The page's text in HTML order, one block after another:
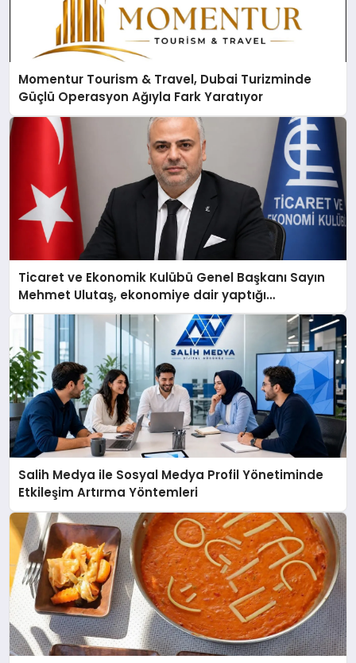
Momentur Tourism & Travel, Dubai Turizminde
Güçlü Operasyon Ağıyla Fark Yaratıyor
Ticaret ve Ekonomik Kulübü Genel Başkanı Sayın
Mehmet Ulutaş, ekonomiye dair yaptığı
açıklamada şunları kaydetti:
Salih Medya ile Sosyal Medya Profil Yönetiminde
Etkileşim Artırma Yöntemleri